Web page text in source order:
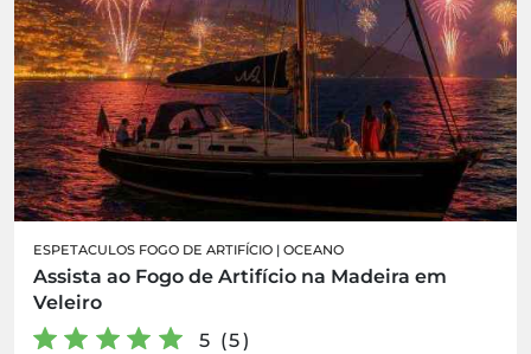
ESPETACULOS FOGO DE ARTIFÍCIO | OCEANO
Assista ao Fogo de Artifício na Madeira em
Veleiro
5 (5)